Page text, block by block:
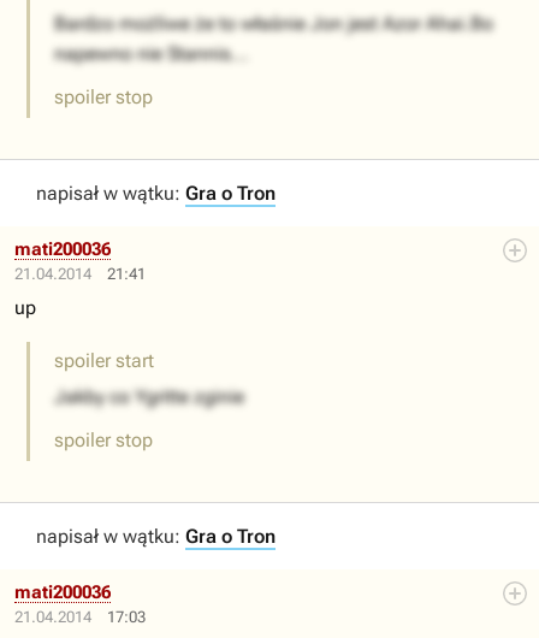
Bardzo możliwe że to właśnie Jon jest Azor Ahai.Bo
napewno nie Stannis...
spoiler stop
napisał w wątku: Gra o Tron
21.04.2014 21:41
mati200036
up
spoiler start
Jakby co Ygritte zginie
spoiler stop
napisał w wątku: Gra o Tron
21.04.2014 17:03
mati200036